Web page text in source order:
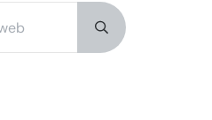
Submit search